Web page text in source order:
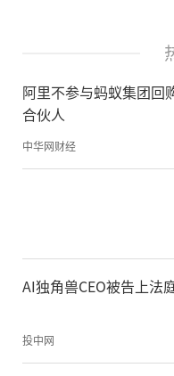
时曾表示，“我们
施投资计划。”
相比之下，其内存
示，将把2023财
下调资本支出计划
而台积电10月份
减了至少10%，并
阿里不参与蚂蚁集团回
合伙人
中华网财经
AI独角兽CEO被告上法
投中网